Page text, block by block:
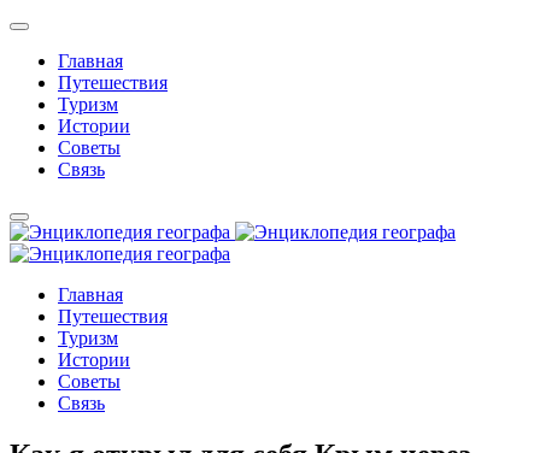
Главная
Путешествия
Туризм
Истории
Советы
Связь
Главная
Путешествия
Туризм
Истории
Советы
Связь